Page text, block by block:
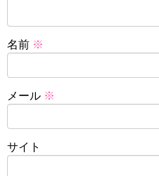
名前 ※
メール ※
サイト